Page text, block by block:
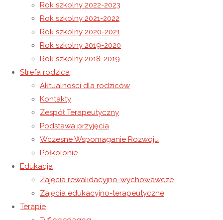
Rok szkolny 2022-2023
Rok szkolny 2021-2022
Rok szkolny 2020-2021
Rok szkolny 2019-2020
Rok szkolny 2018-2019
Strefa rodzica
Aktualności dla rodziców
Kontakty
Zespół Terapeutyczny
Podstawa przyjęcia
Wczesne Wspomaganie Rozwoju
Półkolonie
Edukacja
Zajęcia rewalidacyjno-wychowawcze
Zajęcia edukacyjno-terapeutyczne
Terapie
ŻONKILE
Spotkanie z Rodzicami, Wiosenno-Świąteczne Warsztaty.
2 kwietnia 202510 kwietnia 2025
Światowy Dzień Świadomości
Autyzmu w Niepublicznym Ośrodku
Rewalidacyjno-Wychowawczym
Caritas w Wysokiej
2 kwietnia obchodzimy Światowy Dzień
Świadomości Autyzmu – wyjątkowe święto, które